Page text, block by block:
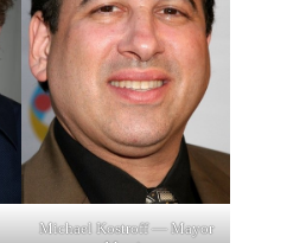
Michael Kostroff — Mayor